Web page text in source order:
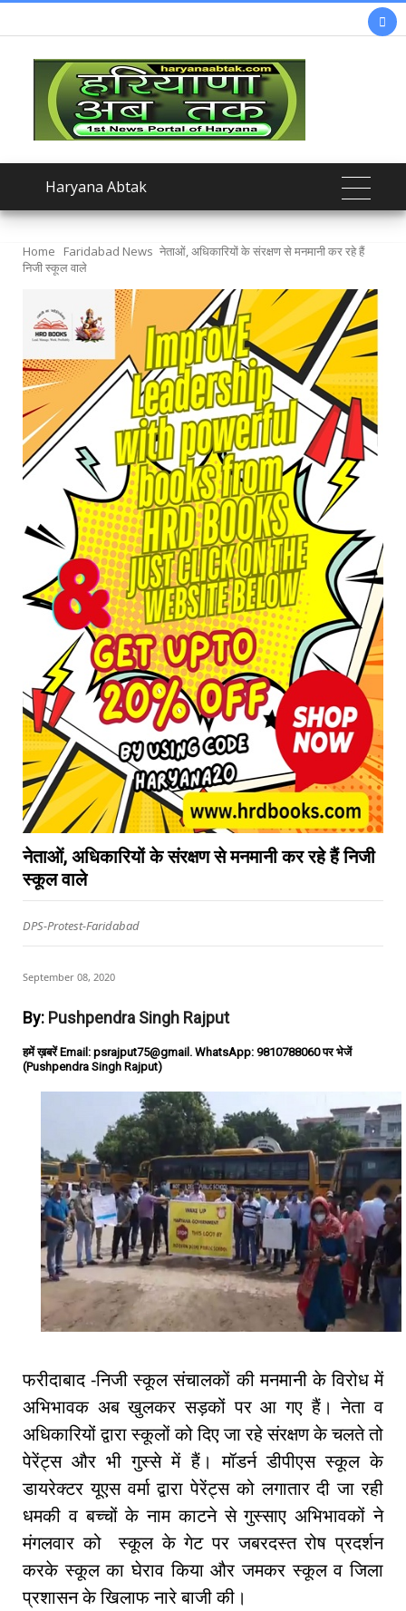

Haryana Abtak
Home Faridabad News नेताओं, अधिकारियों के संरक्षण से मनमानी कर रहे हैं
निजी स्कूल वाले
नेताओं, अधिकारियों के संरक्षण से मनमानी कर रहे हैं निजी
स्कूल वाले
DPS-Protest-Faridabad
September 08, 2020
By: Pushpendra Singh Rajput
हमें ख़बरें Email: psrajput75@gmail. WhatsApp: 9810788060 पर भेजें
(Pushpendra Singh Rajput)
फरीदाबाद -निजी स्कूल संचालकों की मनमानी के विरोध में
अभिभावक अब खुलकर सड़कों पर आ गए हैं। नेता व
अधिकारियों द्वारा स्कूलों को दिए जा रहे संरक्षण के चलते तो
पेरेंट्स और भी गुस्से में हैं। मॉडर्न डीपीएस स्कूल के
डायरेक्टर यूएस वर्मा द्वारा पेरेंट्स को लगातार दी जा रही
धमकी व बच्चों के नाम काटने से गुस्साए अभिभावकों ने
मंगलवार को स्कूल के गेट पर जबरदस्त रोष प्रदर्शन
करके स्कूल का घेराव किया और जमकर स्कूल व जिला
प्रशासन के खिलाफ नारे बाजी की।